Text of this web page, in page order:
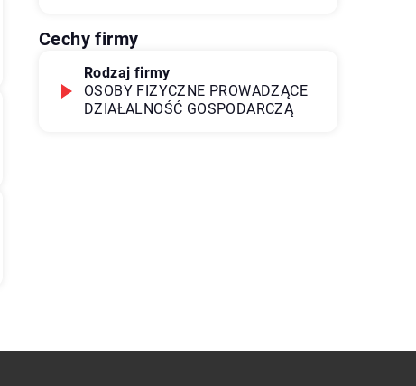
Cechy firmy
Rodzaj firmy
OSOBY FIZYCZNE PROWADZĄCE
DZIAŁALNOŚĆ GOSPODARCZĄ